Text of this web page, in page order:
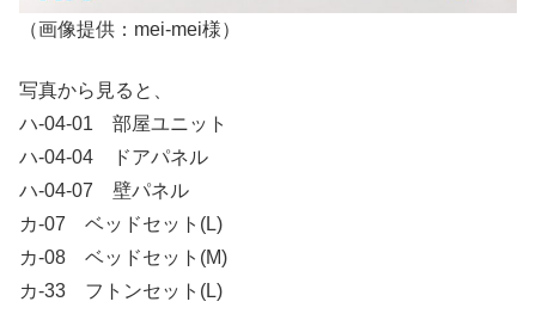
（画像提供：mei-mei様）
写真から見ると、
ハ-04-01 部屋ユニット
ハ-04-04 ドアパネル
ハ-04-07 壁パネル
カ-07 ベッドセット(L)
カ-08 ベッドセット(M)
カ-33 フトンセット(L)